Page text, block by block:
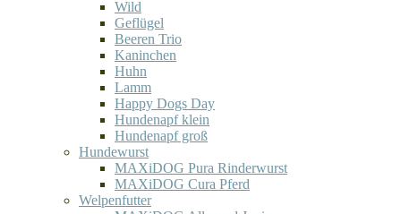
Wild
Geflügel
Beeren Trio
Kaninchen
Huhn
Lamm
Happy Dogs Day
Hundenapf klein
Hundenapf groß
Hundewurst
MAXiDOG Pura Rinderwurst
MAXiDOG Cura Pferd
Welpenfutter